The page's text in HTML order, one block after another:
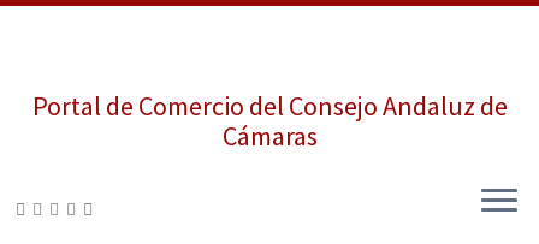
Portal de Comercio del Consejo Andaluz de
Cámaras